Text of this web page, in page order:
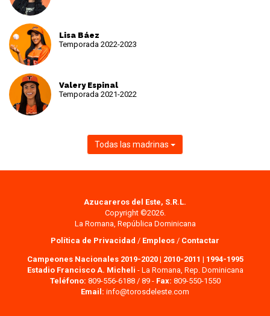
Lisa Báez
Temporada 2022-2023
Valery Espinal
Temporada 2021-2022
Todas las madrinas
Azucareros del Este, S.R.L.
Copyright ©2026.
La Romana, República Dominicana
Política de Privacidad / Empleos / Contactar
Campeones Nacionales 2019-2020| 2010-2011 | 1994-1995
Estadio Francisco A. Micheli - La Romana, Rep. Dominicana
Teléfono: 809-556-6188 / 89 - Fax: 809-550-1550
Email: info@torosdeleste.com